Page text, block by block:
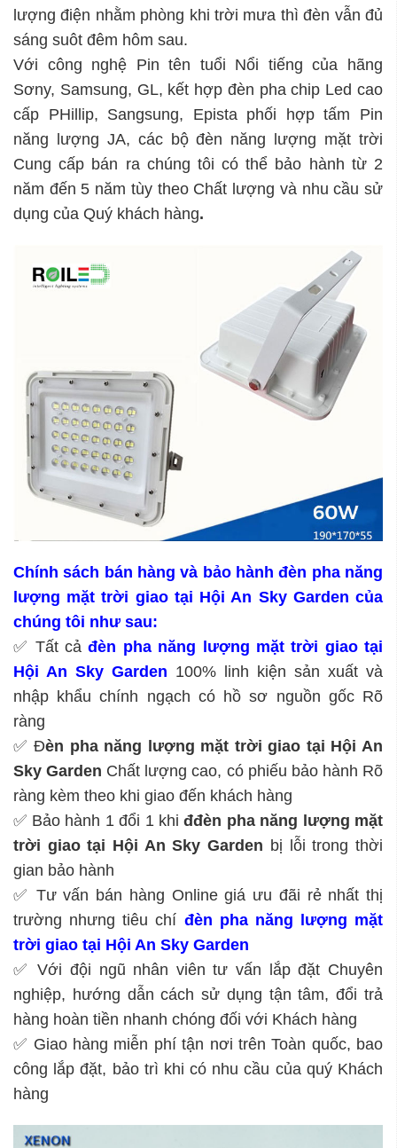
lượng điện nhằm phòng khi trời mưa thì đèn vẫn đủ
sáng suôt đêm hôm sau.
Với công nghệ Pin tên tuổi Nổi tiếng của hãng
Sơny, Samsung, GL, kết hợp đèn pha chip Led cao
cấp PHillip, Sangsung, Epista phối hợp tấm Pin
năng lượng JA, các bộ đèn năng lượng mặt trời
Cung cấp bán ra chúng tôi có thể bảo hành từ 2
năm đến 5 năm tùy theo Chất lượng và nhu cầu sử
dụng của Quý khách hàng.
Chính sách bán hàng và bảo hành đèn pha năng
lượng mặt trời giao tại Hội An Sky Garden của
chúng tôi như sau:
✅ Tất cảđèn pha năng lượng mặt trời giao tại
Hội An Sky Garden 100% linh kiện sản xuất và
nhập khẩu chính ngạch có hồ sơ nguồn gốc Rõ
ràng
✅ Đèn pha năng lượng mặt trời giao tại Hội An
Sky Garden Chất lượng cao, có phiếu bảo hành Rõ
ràng kèm theo khi giao đến khách hàng
✅ Bảo hành 1 đổi 1 khiđđèn pha năng lượng mặt
trời giao tại Hội An Sky Garden bị lỗi trong thời
gian bảo hành
✅ Tư vấn bán hàng Online giá ưu đãi rẻ nhất thị
trường nhưng tiêu chí đèn pha năng lượng mặt
trời giao tại Hội An Sky Garden
✅ Với đội ngũ nhân viên tư vấn lắp đặt Chuyên
nghiệp, hướng dẫn cách sử dụng tận tâm, đổi trả
hàng hoàn tiền nhanh chóng đối với Khách hàng
✅ Giao hàng miễn phí tận nơi trên Toàn quốc, bao
công lắp đặt, bảo trì khi có nhu cầu của quý Khách
hàng